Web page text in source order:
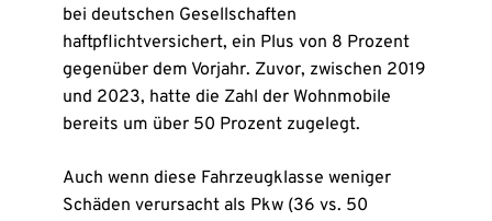
bei deutschen Gesellschaften
haftpflichtversichert, ein Plus von 8 Prozent
gegenüber dem Vorjahr. Zuvor, zwischen 2019
und 2023, hatte die Zahl der Wohnmobile
bereits um über 50 Prozent zugelegt.
Auch wenn diese Fahrzeugklasse weniger
Schäden verursacht als Pkw (36 vs. 50